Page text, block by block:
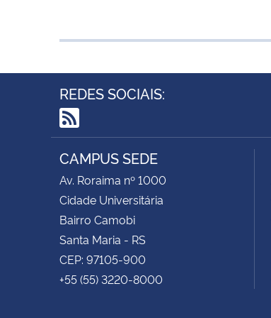
REDES SOCIAIS:
RSS
CAMPUS SEDE
Av. Roraima nº 1000
Cidade Universitária
Bairro Camobi
Santa Maria - RS
CEP: 97105-900
+55 (55) 3220-8000